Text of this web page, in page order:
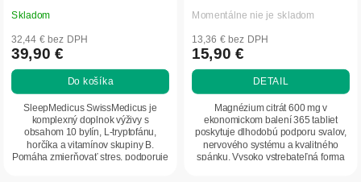
Skladom
32,44 € bez DPH
39,90 €
Do košíka
SleepMedicus SwissMedicus je
komplexný doplnok výživy s
obsahom 10 bylín, L-tryptofánu,
horčíka a vitamínov skupiny B.
Pomáha zmierňovať stres, podporuje
Momentálne nie je skladom
13,36 € bez DPH
15,90 €
DETAIL
Magnézium citrát 600 mg v
ekonomickom balení 365 tabliet
poskytuje dlhodobú podporu svalov,
nervového systému a kvalitného
spánku. Vysoko vstrebateľná forma